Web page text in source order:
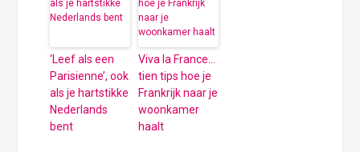
‘Leef als een
Parisienne’, ook
als je hartstikke
Nederlands
bent
Viva la France…
tien tips hoe je
Frankrijk naar je
woonkamer
haalt